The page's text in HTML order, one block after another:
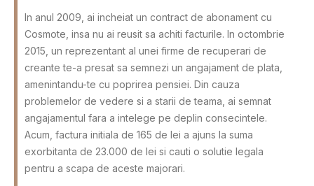
In anul 2009, ai incheiat un contract de abonament cu
Cosmote, insa nu ai reusit sa achiti facturile. In octombrie
2015, un reprezentant al unei firme de recuperari de
creante te-a presat sa semnezi un angajament de plata,
amenintandu-te cu poprirea pensiei. Din cauza
problemelor de vedere si a starii de teama, ai semnat
angajamentul fara a intelege pe deplin consecintele.
Acum, factura initiala de 165 de lei a ajuns la suma
exorbitanta de 23.000 de lei si cauti o solutie legala
pentru a scapa de aceste majorari.